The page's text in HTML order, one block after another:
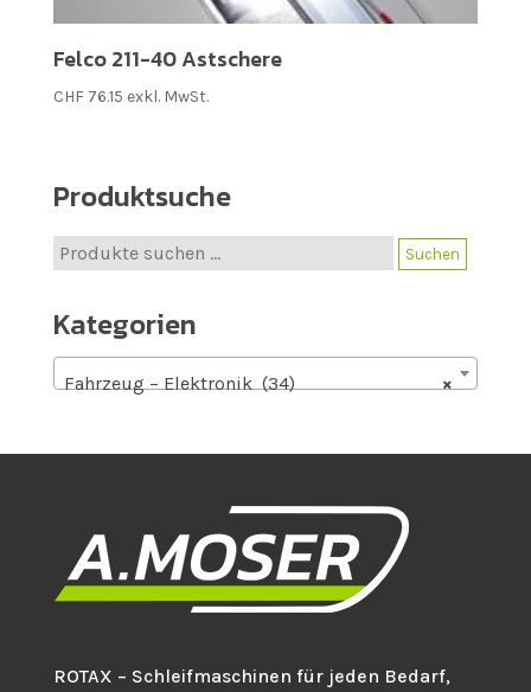
Felco 211-40 Astschere
CHF76.15 exkl. MwSt.
Produktsuche
Suche
nach:
Suchen
Kategorien
×
Fahrzeug – Elektronik (34)
ROTAX – Schleifmaschinen für jeden Bedarf,